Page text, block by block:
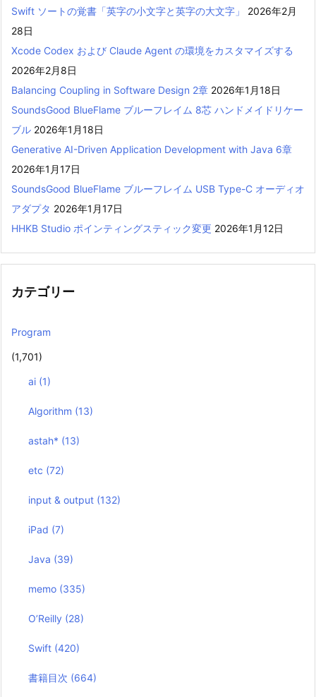
Swift ソートの覚書「英字の小文字と英字の大文字」
2026年2月
28日
Xcode Codex および Claude Agent の環境をカスタマイズする
2026年2月8日
Balancing Coupling in Software Design 2章 2026年1月18日
SoundsGood BlueFlame ブルーフレイム 8芯 ハンドメイドリケー
ブル 2026年1月18日
Generative AI-Driven Application Development with Java 6章
2026年1月17日
SoundsGood BlueFlame ブルーフレイム USB Type-C オーディオ
アダプタ 2026年1月17日
HHKB Studio ポインティングスティック変更 2026年1月12日
カテゴリー
Program
(1,701)
ai (1)
Algorithm (13)
astah* (13)
etc (72)
input & output (132)
iPad (7)
Java (39)
memo (335)
O’Reilly (28)
Swift (420)
書籍目次 (664)